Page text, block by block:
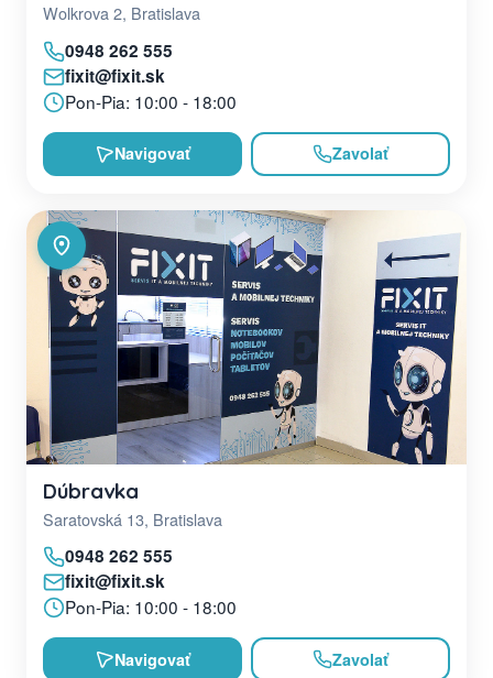
Wolkrova 2, Bratislava
0948 262 555
fixit@fixit.sk
Pon-Pia: 10:00 - 18:00
Navigovať Zavolať
Dúbravka
Saratovská 13, Bratislava
0948 262 555
fixit@fixit.sk
Pon-Pia: 10:00 - 18:00
Navigovať Zavolať